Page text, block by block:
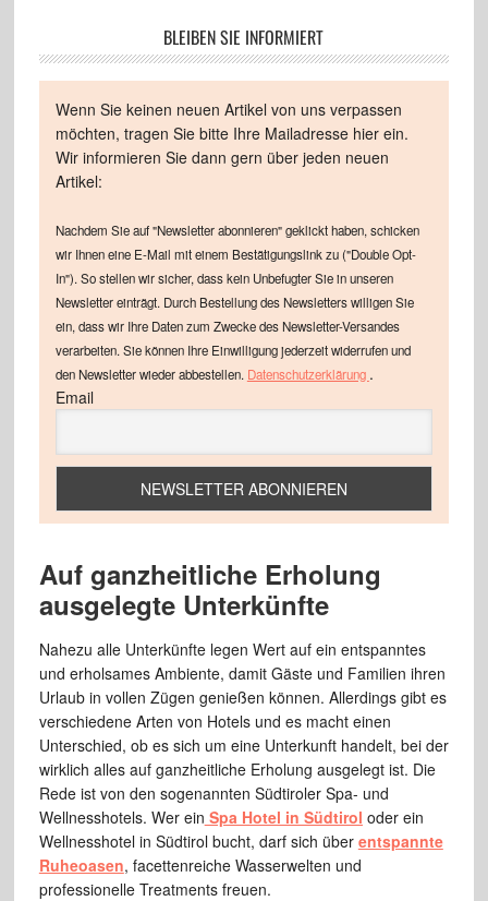
BLEIBEN SIE INFORMIERT
Wenn Sie keinen neuen Artikel von uns verpassen
möchten, tragen Sie bitte Ihre Mailadresse hier ein.
Wir informieren Sie dann gern über jeden neuen
Artikel:
Nachdem Sie auf "Newsletter abonnieren" geklickt haben, schicken
wir Ihnen eine E-Mail mit einem Bestätigungslink zu ("Double Opt-
In"). So stellen wir sicher, dass kein Unbefugter Sie in unseren
Newsletter einträgt. Durch Bestellung des Newsletters willigen Sie
ein, dass wir Ihre Daten zum Zwecke des Newsletter-Versandes
verarbeiten. Sie können Ihre Einwilligung jederzeit widerrufen und
den Newsletter wieder abbestellen. Datenschutzerklärung .
Email
Auf ganzheitliche Erholung
ausgelegte Unterkünfte
Nahezu alle Unterkünfte legen Wert auf ein entspanntes
und erholsames Ambiente, damit Gäste und Familien ihren
Urlaub in vollen Zügen genießen können. Allerdings gibt es
verschiedene Arten von Hotels und es macht einen
Unterschied, ob es sich um eine Unterkunft handelt, bei der
wirklich alles auf ganzheitliche Erholung ausgelegt ist. Die
Rede ist von den sogenannten Südtiroler Spa- und
Wellnesshotels. Wer ein Spa Hotel in Südtirol oder ein
Wellnesshotel in Südtirol bucht, darf sich über entspannte
Ruheoasen, facettenreiche Wasserwelten und
professionelle Treatments freuen.